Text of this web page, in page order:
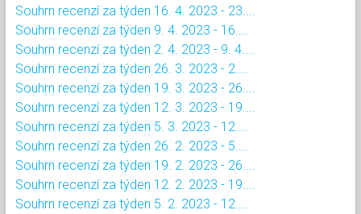
Souhrn recenzí za týden 16. 4. 2023 - 23....
Souhrn recenzí za týden 9. 4. 2023 - 16....
Souhrn recenzí za týden 2. 4. 2023 - 9. 4....
Souhrn recenzí za týden 26. 3. 2023 - 2....
Souhrn recenzí za týden 19. 3. 2023 - 26....
Souhrn recenzí za týden 12. 3. 2023 - 19....
Souhrn recenzí za týden 5. 3. 2023 - 12....
Souhrn recenzí za týden 26. 2. 2023 - 5....
Souhrn recenzí za týden 19. 2. 2023 - 26....
Souhrn recenzí za týden 12. 2. 2023 - 19....
Souhrn recenzí za týden 5. 2. 2023 - 12....